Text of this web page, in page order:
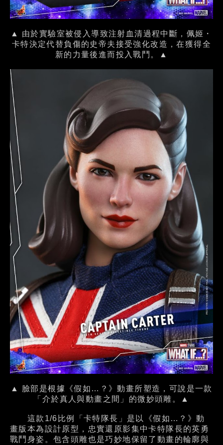
▲ 由於實驗室被侵入導致注射血清過程中斷，佩姬・
卡特決定代替負傷的史帝夫接受強化改造，在獲得全
新的力量後進而投入戰鬥。▲
▲ 臉部是根據《假如…？》動畫所塑造，可說是一款
「介於真人與動畫之間」的微妙頭雕。▲
這款1/6比例「卡特隊長」是以《假如…？》動
畫版本為設計原型，忠實還原影集中卡特隊長的英勇
戰鬥身姿。包含頭雕也是巧妙地保留了動畫的輪廓與